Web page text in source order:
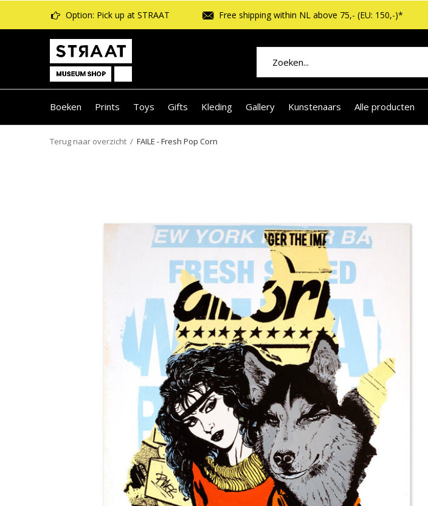
Boeken Prints Toys Gifts Kleding Gallery Kunstenaars Alle producten
Option: Pick up at STRAAT Free shipping within NL above 75,- (EU: 150,-)*
Terug naar overzicht FAILE - Fresh Pop Corn